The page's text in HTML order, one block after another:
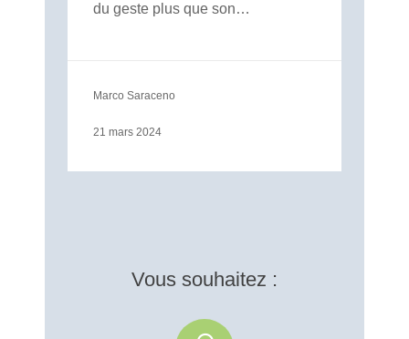
du geste plus que son…
Marco Saraceno
21 mars 2024
Vous souhaitez :